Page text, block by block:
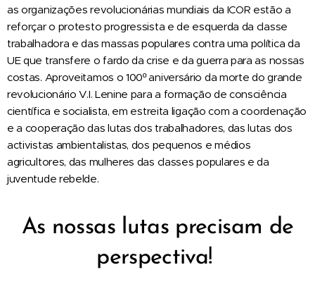
as organizações revolucionárias mundiais da ICOR estão a
reforçar o protesto progressista e de esquerda da classe
trabalhadora e das massas populares contra uma política da
UE que transfere o fardo da crise e da guerra para as nossas
costas. Aproveitamos o 100º aniversário da morte do grande
revolucionário V.I. Lenine para a formação de consciência
científica e socialista, em estreita ligação com a coordenação
e a cooperação das lutas dos trabalhadores, das lutas dos
activistas ambientalistas, dos pequenos e médios
agricultores, das mulheres das classes populares e da
juventude rebelde.
As nossas lutas precisam de
perspectiva!